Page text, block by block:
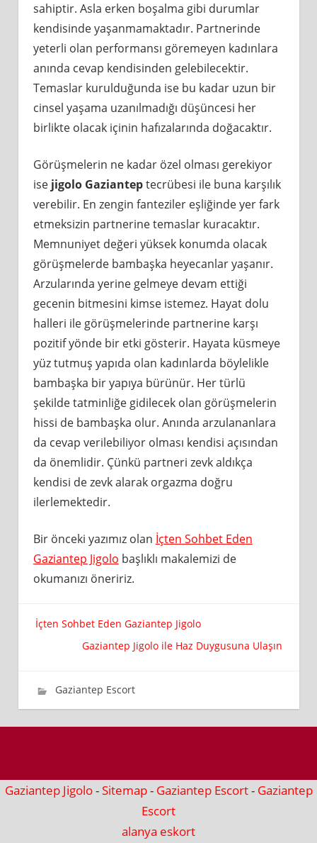
sahiptir. Asla erken boşalma gibi durumlar
kendisinde yaşanmamaktadır. Partnerinde
yeterli olan performansı göremeyen kadınlara
anında cevap kendisinden gelebilecektir.
Temaslar kurulduğunda ise bu kadar uzun bir
cinsel yaşama uzanılmadığı düşüncesi her
birlikte olacak içinin hafızalarında doğacaktır.
Görüşmelerin ne kadar özel olması gerekiyor
ise jigolo Gazianteptecrübesi ile buna karşılık
verebilir. En zengin fanteziler eşliğinde yer fark
etmeksizin partnerine temaslar kuracaktır.
Memnuniyet değeri yüksek konumda olacak
görüşmelerde bambaşka heyecanlar yaşanır.
Arzularında yerine gelmeye devam ettiği
gecenin bitmesini kimse istemez. Hayat dolu
halleri ile görüşmelerinde partnerine karşı
pozitif yönde bir etki gösterir. Hayata küsmeye
yüz tutmuş yapıda olan kadınlarda böylelikle
bambaşka bir yapıya bürünür. Her türlü
şekilde tatminliğe gidilecek olan görüşmelerin
hissi de bambaşka olur. Anında arzulananlara
da cevap verilebiliyor olması kendisi açısından
da önemlidir. Çünkü partneri zevk aldıkça
kendisi de zevk alarak orgazma doğru
ilerlemektedir.
Bir önceki yazımız olan İçten Sohbet Eden
Gaziantep Jigolo başlıklı makalemizi de
okumanızı öneririz.
Yazı
gezinmesi
İçten Sohbet Eden Gaziantep Jigolo
Gaziantep Jigolo ile Haz Duygusuna Ulaşın
12 Mayıs 2019
wpadmin_98ff21
Gaziantep Escort
Gaziantep Jigolo-Sitemap- Gaziantep Escort- Gaziantep
Escort
alanya eskort